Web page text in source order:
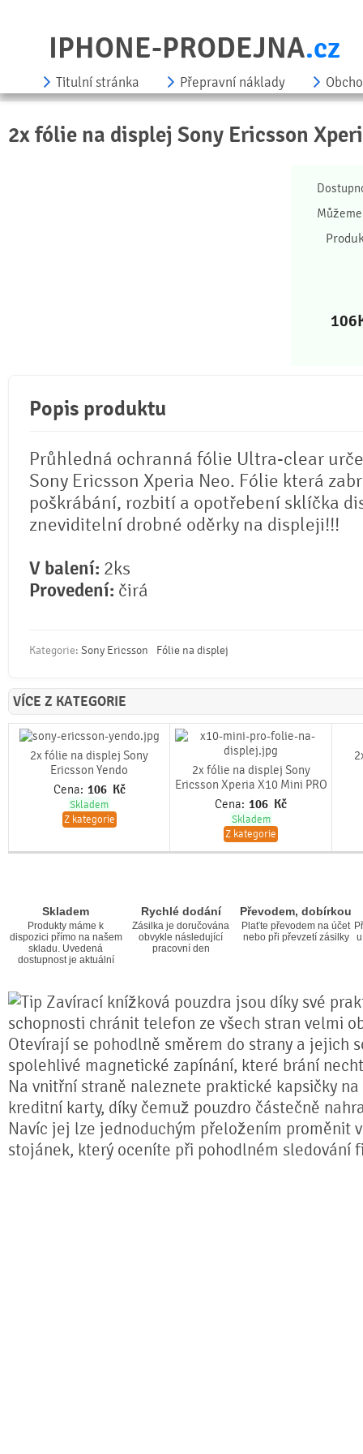
IPHONE-PRODEJNA.cz
Titulní stránka Přepravní náklady
2x fólie na displej Sony Ericsson
106
Popis produktu
Průhledná ochranná fólie Ultra-clear
Sony Ericsson Xperia Neo. Fólie která
poškrábání, rozbití a opotřebení sklíčka
zneviditelní drobné oděrky na displeji!!!
V balení: 2ks
Provedení: čirá
Kategorie: Sony Ericsson Fólie na displej
VÍCE Z KATEGORIE
2x fólie na displej Sony
Ericsson Yendo
Cena: 106 Kč
Skladem
Z kategorie
2x fólie na displej Sony
Ericsson Xperia X10 Mini PRO
Cena: 106 Kč
Skladem
Z kategorie
Skladem
Produkty máme k
dispozici přímo na našem
skladu. Uvedená
dostupnost je aktuální
Rychlé dodání
Zásilka je doručována
obvykle následující
pracovní den
Převodem, dobírkou
Plaťte převodem na účet
nebo při převzetí zásilky
Zavírací knížková pouzdra jsou díky své
schopnosti chránit telefon ze všech stran velmi
Otevírají se pohodlně směrem do strany a jejich
spolehlivé magnetické zapínání, které brání
Na vnitřní straně naleznete praktické kapsičky na
kreditní karty, díky čemuž pouzdro částečně
Navíc jej lze jednoduchým přeložením proměnit
stojánek, který oceníte při pohodlném sledování